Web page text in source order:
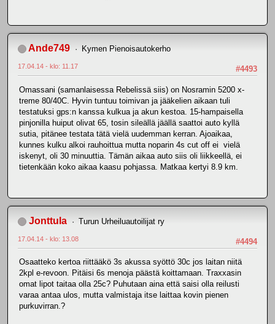
Ande749 Kymen Pienoisautokerho
#4493
17.04.14 - klo: 11.17
Omassani (samanlaisessa Rebelissä siis) on Nosramin 5200 x-
treme 80/40C. Hyvin tuntuu toimivan ja jääkelien aikaan tuli
testatuksi gps:n kanssa kulkua ja akun kestoa. 15-hampaisella
pinjonilla huiput olivat 65, tosin sileällä jäällä saattoi auto kyllä
sutia, pitänee testata tätä vielä uudemman kerran. Ajoaikaa,
kunnes kulku alkoi rauhoittua mutta noparin 4s cut off ei vielä
iskenyt, oli 30 minuuttia. Tämän aikaa auto siis oli liikkeellä, ei
tietenkään koko aikaa kaasu pohjassa. Matkaa kertyi 8.9 km.
Jonttula Turun Urheiluautoilijat ry
#4494
17.04.14 - klo: 13.08
Osaatteko kertoa riittääkö 3s akussa syöttö 30c jos laitan niitä
2kpl e-revoon. Pitäisi 6s menoja päästä koittamaan. Traxxasin
omat lipot taitaa olla 25c? Puhutaan aina että saisi olla reilusti
varaa antaa ulos, mutta valmistaja itse laittaa kovin pienen
purkuvirran.?